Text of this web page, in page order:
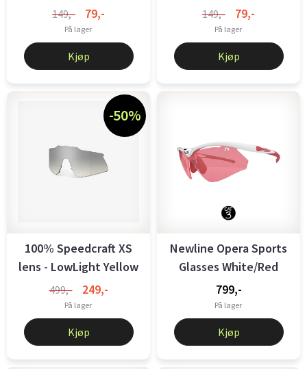
Regular - Soft ...
149,- 79,-
På lager
Kjøp
Regular - ...
149,- 79,-
På lager
Kjøp
-50%
100% Speedcraft XS
lens - LowLight Yellow
Silver ...
499,- 249,-
På lager
Kjøp
Newline Opera Sports
Glasses White/Red
799,-
På lager
Kjøp